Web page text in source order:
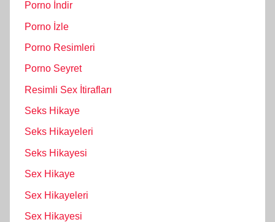
Porno İndir
Porno İzle
Porno Resimleri
Porno Seyret
Resimli Sex İtirafları
Seks Hikaye
Seks Hikayeleri
Seks Hikayesi
Sex Hikaye
Sex Hikayeleri
Sex Hikayesi